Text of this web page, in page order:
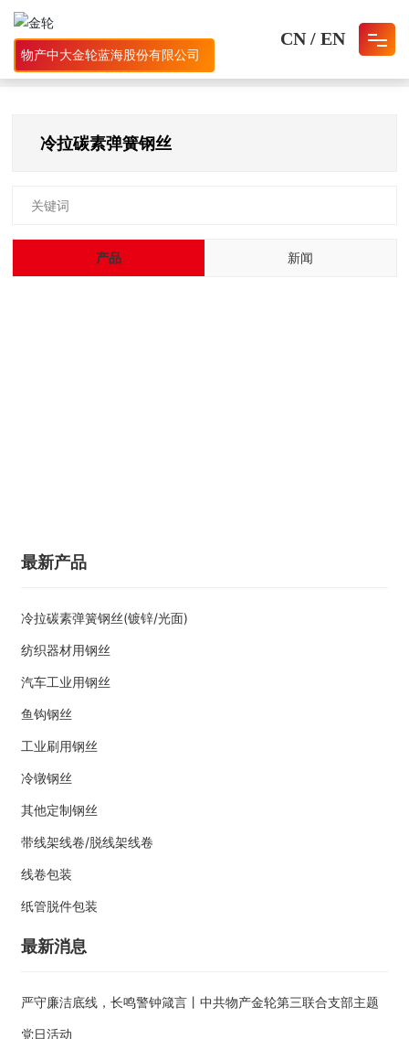
物产中大金轮蓝海股份有限公司
关于我们
人才招聘
CN/ EN
首页 冷拉碳素弹簧钢丝
冷拉碳素弹簧钢丝
关键词
产品 新闻
最新产品
冷拉碳素弹簧钢丝(镀锌/光面)
纺织器材用钢丝
汽车工业用钢丝
鱼钩钢丝
工业刷用钢丝
冷镦钢丝
其他定制钢丝
带线架线卷/脱线架线卷
线卷包装
纸管脱件包装
最新消息
严守廉洁底线，长鸣警钟箴言丨中共物产金轮第三联合支部主题
党日活动